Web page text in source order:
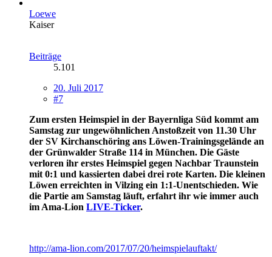
Loewe
Kaiser
Beiträge
5.101
20. Juli 2017
#7
Zum ersten Heimspiel in der Bayernliga Süd kommt am
Samstag zur ungewöhnlichen Anstoßzeit von 11.30 Uhr
der SV Kirchanschöring ans Löwen-Trainingsgelände an
der Grünwalder Straße 114 in München. Die Gäste
verloren ihr erstes Heimspiel gegen Nachbar Traunstein
mit 0:1 und kassierten dabei drei rote Karten. Die kleinen
Löwen erreichten in Vilzing ein 1:1-Unentschieden. Wie
die Partie am Samstag läuft, erfahrt ihr wie immer auch
im Ama-Lion LIVE-Ticker.
http://ama-lion.com/2017/07/20/heimspielauftakt/